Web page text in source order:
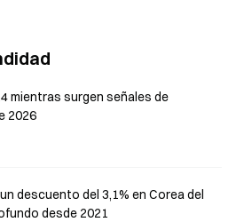
mientras surgen señales de
2026
descuento del 3,1% en Corea del
desde 2021